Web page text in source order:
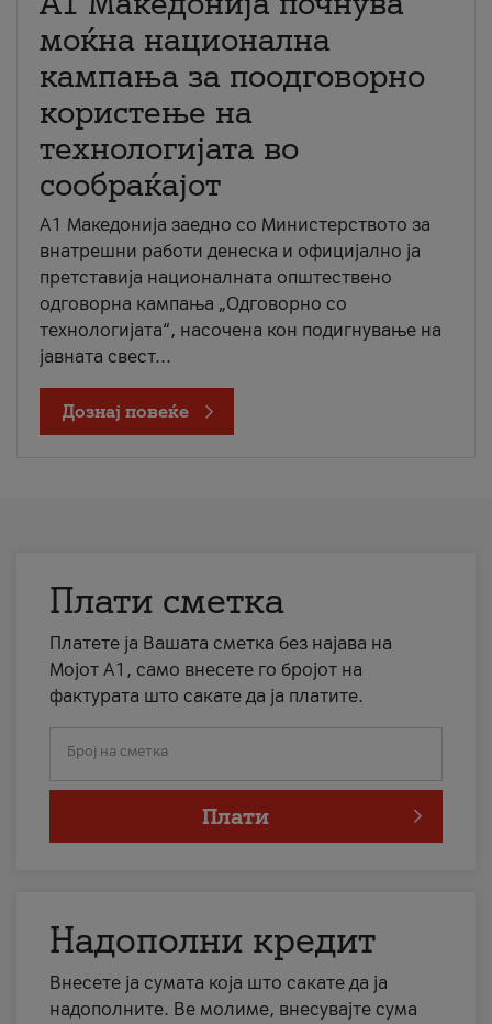
моќна национална
кампања за поодговорно
користење на
технологијата во
сообраќајот
A1 Македонија заедно со Министерството за
внатрешни работи денеска и официјално ја
претставија националната општествено
одговорна кампања „Одговорно со
технологијата“, насочена кон подигнување на
јавната свест...
Дознај повеќе
Плати сметка
Платете ја Вашата сметка без најава на
Мојот А1, само внесете го бројот на
фактурата што сакате да ја платите.
Број на сметка
Плати
Надополни кредит
Внесете ја сумата која што сакате да ја
надополните. Ве молиме, внесувајте сума